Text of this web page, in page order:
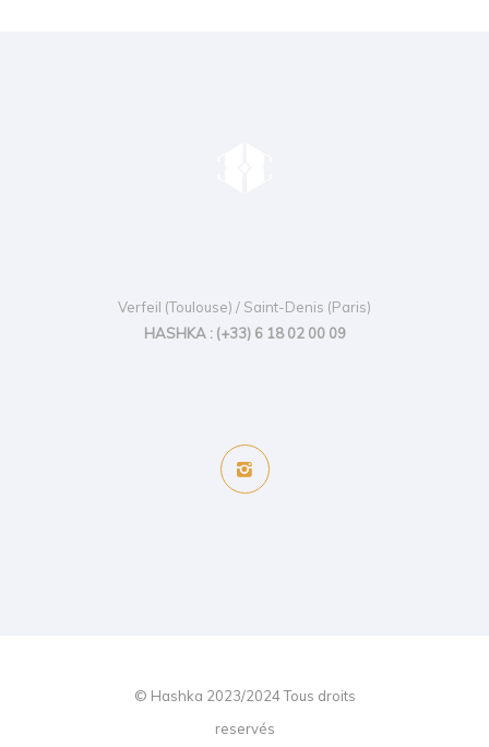
Verfeil (Toulouse) / Saint-Denis (Paris)
HASHKA : (+33) 6 18 02 00 09
© Hashka 2023/2024 Tous droits
reservés